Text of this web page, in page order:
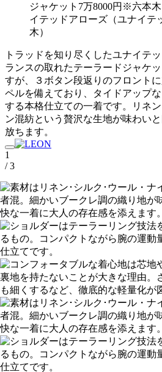
ジャケット7万8000円※六本
イテッドアローズ（ユナイテ
木）
トラッドを知り尽くしたユナイテ
ランスの取れたテーラードジャケ
すが、３ボタン段返りのフロント
ペルを備えており、タイドアップ
する本格仕立ての一着です。リネ
ン混紡という贅沢な生地が味わい
放ちます。
1
/ 3